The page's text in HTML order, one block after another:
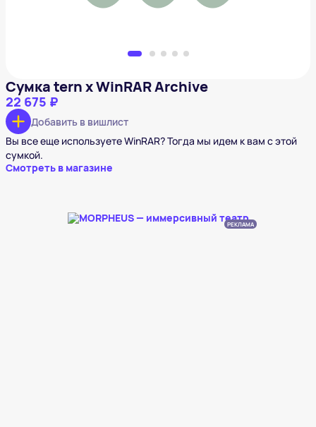
Сумка tern x WinRAR Archive
22 675 ₽
Добавить в вишлист
Вы все еще используете WinRAR? Тогда мы идем к вам с этой
сумкой.
Смотреть в магазине
РЕКЛАМА